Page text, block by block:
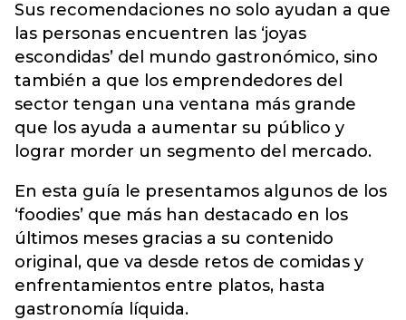
Sus recomendaciones no solo ayudan a que
las personas encuentren las ‘joyas
escondidas’ del mundo gastronómico, sino
también a que los emprendedores del
sector tengan una ventana más grande
que los ayuda a aumentar su público y
lograr morder un segmento del mercado.
En esta guía le presentamos algunos de los
‘foodies’ que más han destacado en los
últimos meses gracias a su contenido
original, que va desde retos de comidas y
enfrentamientos entre platos, hasta
gastronomía líquida.